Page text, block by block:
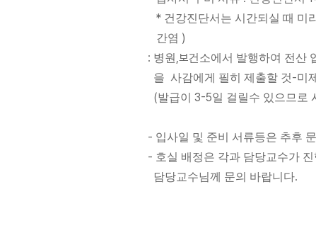
* 건강진단서는 시간되실 때 미
간염 )
: 병원 ,보건소에서 발행하여 전산
을 사감에게 필히 제출할 것-미
(발급이 3-5일 걸릴수 있으므로
- 입사일 및 준비 서류등은 추후
- 호실 배정은 각과 담당교수가
담당교수님께 문의 바랍니다.